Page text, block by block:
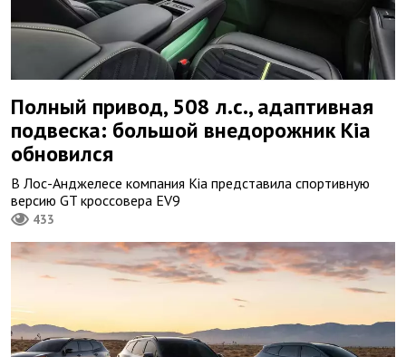
Полный привод, 508 л.с., адаптивная
подвеска: большой внедорожник Kia
обновился
В Лос-Анджелесе компания Kia представила спортивную
версию GT кроссовера EV9
433